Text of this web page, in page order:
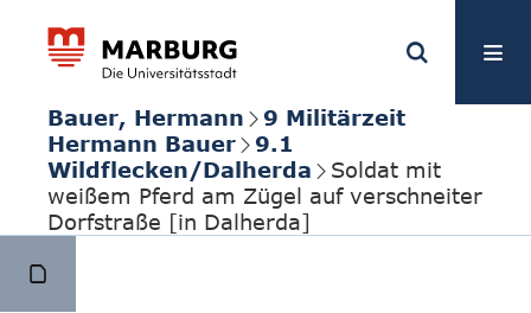
Bauer, Hermann
9 Militärzeit
Hermann Bauer
9.1
Wildflecken/Dalherda
Soldat mit
weißem Pferd am Zügel auf verschneiter
Dorfstraße [in Dalherda]